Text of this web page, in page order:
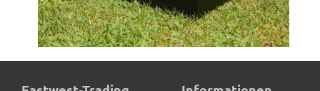
Untersetzer BASSIN, schwarz - TÜV-geprüft